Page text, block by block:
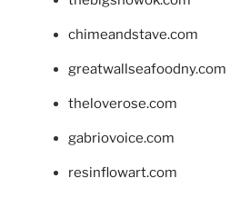
chimeandstave.com
greatwallseafoodny.com
theloverose.com
gabriovoice.com
resinflowart.com